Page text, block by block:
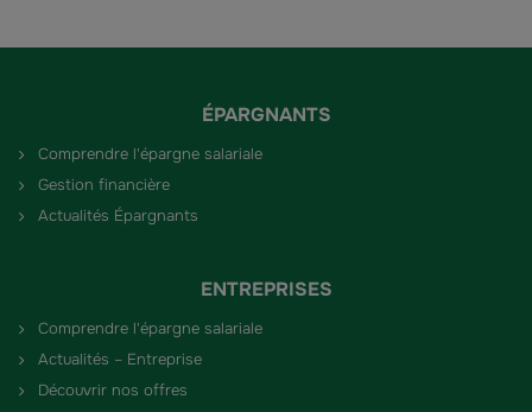
ÉPARGNANTS
Comprendre l'épargne salariale
Gestion financière
Actualités Épargnants
ENTREPRISES
Comprendre l'épargne salariale
Actualités – Entreprise
Découvrir nos offres